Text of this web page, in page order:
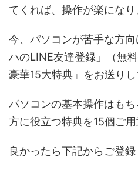
てくれば、操作が楽になり
今、パソコンが苦手な方
ハのLINE友達登録」（無
豪華15大特典」をお送りし
パソコンの基本操作はも
方に役立つ特典を15個ご用
良かったら下記からご登録